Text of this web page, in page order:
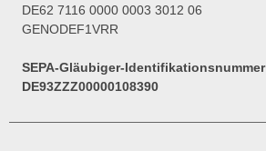
DE62 7116 0000 0003 3012 06
GENODEF1VRR
SEPA-Gläubiger-Identifikationsnummer
DE93ZZZ00000108390